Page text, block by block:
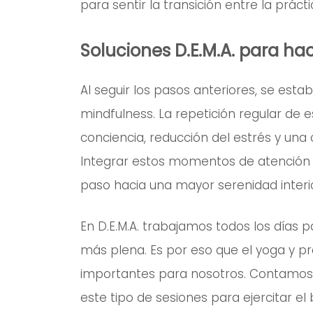
para sentir la transición entre la
Soluciones D.E.M.A. para
Al seguir los pasos anteriores, se
mindfulness. La repetición regular de
conciencia, reducción del estrés y
Integrar estos momentos de
paso hacia una mayor serenidad
En D.E.M.A. trabajamos todos los días
más plena. Es por eso que el yoga y
importantes para nosotros.
este tipo de sesiones para ejercitar